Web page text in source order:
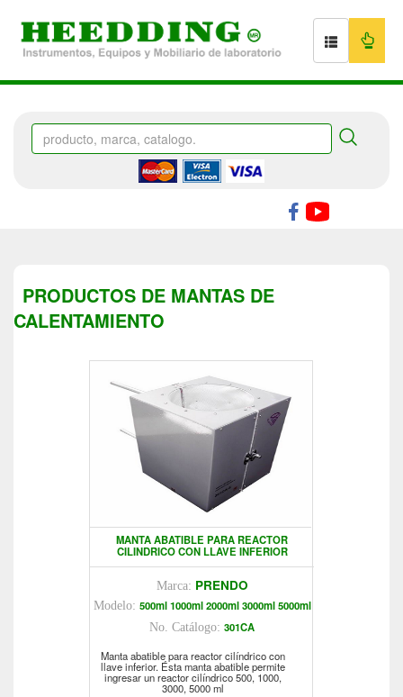
PRODUCTOS DE MANTAS DE
CALENTAMIENTO
MANTA ABATIBLE PARA REACTOR
CILINDRICO CON LLAVE INFERIOR
Marca: PRENDO
Modelo: 500ml 1000ml 2000ml 3000ml 5000ml
No. Catálogo: 301CA
Manta abatible para reactor cilíndrico con
llave inferior. Ésta manta abatible permite
ingresar un reactor cilíndrico 500, 1000,
3000, 5000 ml